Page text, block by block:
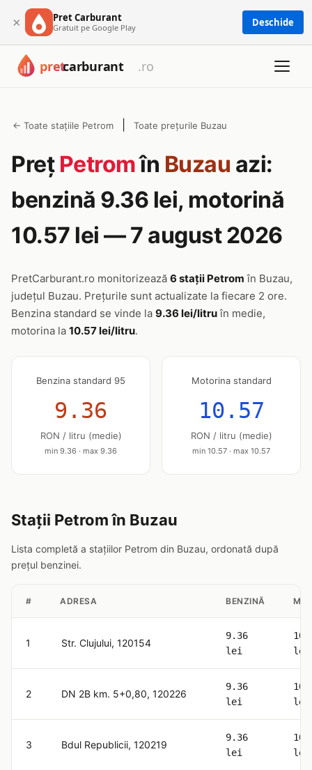
× Pret Carburant
Gratuit pe Google Play Deschide
← Toate stațiile Petrom Toate prețurile Buzau
Preț Petromîn Buzau azi:
benzină 9.36 lei, motorină
10.57 lei — 7 august 2026
PretCarburant.ro monitorizează 6 stații Petrom în Buzau,
județul Buzau. Prețurile sunt actualizate la fiecare 2 ore.
Benzina standard se vinde la 9.36 lei/litruîn medie,
motorina la 10.57 lei/litru.
Benzina standard 95
9.36
RON / litru (medie)
min 9.36 · max 9.36
Motorina standard
10.57
RON / litru (medie)
min 10.57 · max 10.57
Stații Petrom în Buzau
Lista completă a stațiilor Petrom din Buzau, ordonată după
prețul benzinei.
# ADRESA BENZINĂ
1 Str. Clujului, 120154
9.36
lei
lei
2 DN 2B km. 5+0,80, 120226
9.36
lei
lei
3 Bdul Republicii, 120219
9.36
lei
lei